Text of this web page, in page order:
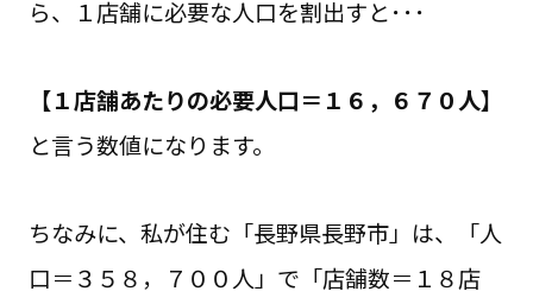
ら、１店舗に必要な人口を割出すと･･･
【１店舗あたりの必要人口＝１６，６７０人】
と言う数値になります。
ちなみに、私が住む「長野県長野市」は、「人
口＝３５８，７００人」で「店舗数＝１８店